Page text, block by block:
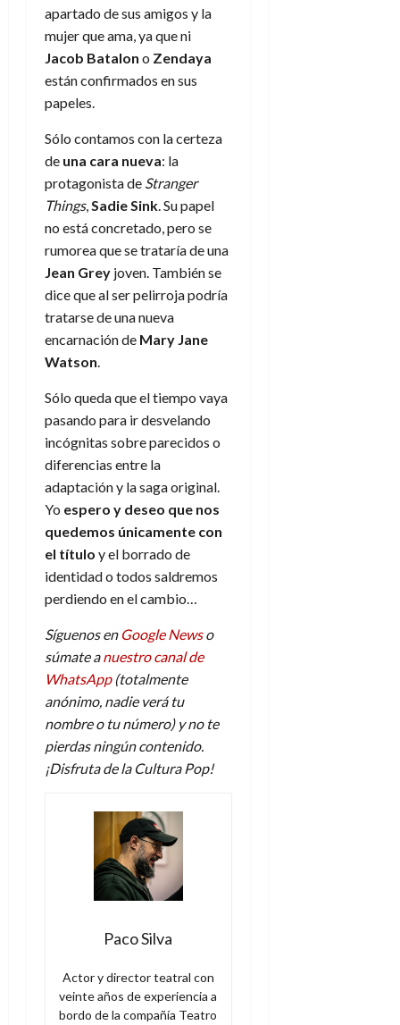
apartado de sus amigos y la
mujer que ama, ya que ni
Jacob Batalon o Zendaya
están confirmados en sus
papeles.
Sólo contamos con la certeza
de una cara nueva: la
protagonista de Stranger
Things,Sadie Sink. Su papel
no está concretado, pero se
rumorea que se trataría de una
Jean Grey joven. También se
dice que al ser pelirroja podría
tratarse de una nueva
encarnación de Mary Jane
Watson.
Sólo queda que el tiempo vaya
pasando para ir desvelando
incógnitas sobre parecidos o
diferencias entre la
adaptación y la saga original.
Yo espero y deseo que nos
quedemos únicamente con
el título y el borrado de
identidad o todos saldremos
perdiendo en el cambio…
Síguenos en Google Newso
súmate anuestro canal de
WhatsApp(totalmente
anónimo, nadie verá tu
nombre o tu número) y no te
pierdas ningún contenido.
¡Disfruta de la Cultura Pop!
Paco Silva
Actor y director teatral con
veinte años de experiencia a
bordo de la compañía Teatro